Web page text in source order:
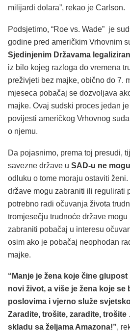
milijardi dolara”, rekao je Carlson.
Podsjetimo, “Roe vs. Wade” je
godine pred američkim Vrhovnim
Sjedinjenim Državama
iz bilo kojeg razloga do vremena
preživjeti bez majke, obično do 7.
mjeseca pobačaj se dozvoljava
majke. Ovaj sudski proces jedan
povijesti američkog Vrhovnog
o njemu.
Da pojasnimo, prema toj presudi,
savezne države u SAD-u ne
odluku o tome moraju ostaviti
države mogu zabraniti ili regulirati
potrebno radi očuvanja života
tromjesečju trudnoće države
zabraniti pobačaj u interesu
osim ako je pobačaj neophodan
majke.
“Manje je žena koje čine
novi život, a više je žena koje se
poslovima i vjerno služe
Zaradite, trošite, zaradite,
skladu sa željama Amazona!”,